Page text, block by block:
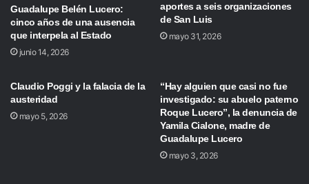
Guadalupe Belén Lucero:
cinco años de una ausencia
que interpela al Estado
junio 14, 2026
aportes a seis organizaciones
de San Luis
mayo 31, 2026
Claudio Poggi y la falacia de la
austeridad
mayo 5, 2026
“Hay alguien que casi no fue
investigado: su abuelo paterno
Roque Lucero”, la denuncia de
Yamila Cialone, madre de
Guadalupe Lucero
mayo 3, 2026